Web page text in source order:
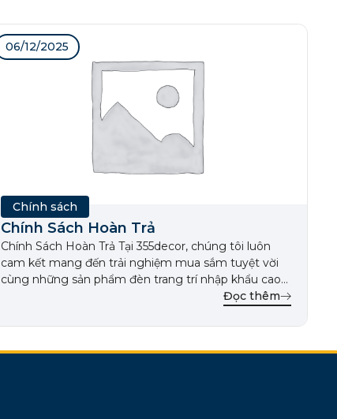
06/12/2025
Chính sách
Chính Sách Hoàn Trả
Chính Sách Hoàn Trả Tại 355decor, chúng tôi luôn
cam kết mang đến trải nghiệm mua sắm tuyệt vời
cùng những sản phẩm đèn trang trí nhập khẩu cao
cấp. Để bảo vệ quyền lợi của khách hàng, chúng tôi
hàng an tâm hơn trong […]
Đọc thêm